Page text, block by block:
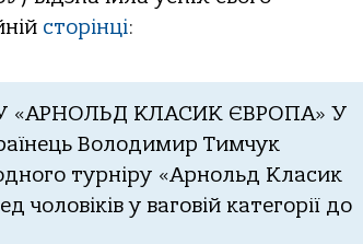
сторінці:
«АРНОЛЬД КЛАСИК ЄВРОПА» У
Володимир Тимчук
турніру «Арнольд Класик
у ваговій категорії до